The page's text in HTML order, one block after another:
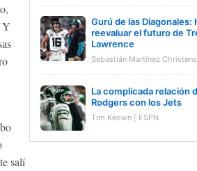
Gurú de las Diagonales:
reevaluar el futuro de
Lawrence
La complicada relación
Rodgers con los Jets
Tim Keown | ESPN
Y
salí